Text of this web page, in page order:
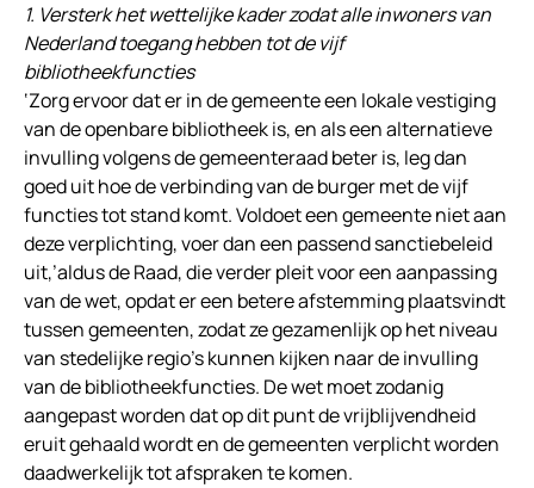
1. Versterk het wettelijke kader zodat alle inwoners van
Nederland toegang hebben tot de vijf
bibliotheekfuncties
‘Zorg ervoor dat er in de gemeente een lokale vestiging
van de openbare bibliotheek is, en als een alternatieve
invulling volgens de gemeenteraad beter is, leg dan
goed uit hoe de verbinding van de burger met de vijf
functies tot stand komt. Voldoet een gemeente niet aan
deze verplichting, voer dan een passend sanctiebeleid
uit,’aldus de Raad, die verder pleit voor een aanpassing
van de wet, opdat er een betere afstemming plaatsvindt
tussen gemeenten, zodat ze gezamenlijk op het niveau
van stedelijke regio’s kunnen kijken naar de invulling
van de bibliotheekfuncties. De wet moet zodanig
aangepast worden dat op dit punt de vrijblijvendheid
eruit gehaald wordt en de gemeenten verplicht worden
daadwerkelijk tot afspraken te komen.